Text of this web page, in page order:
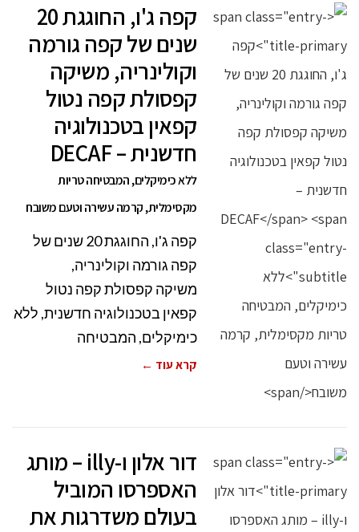
קפה ג'ו, החוגגת 20
שנים של קפה גורמה
וקולינריה, משיקה
קפסולת קפה נטול
קפאין בטכנולוגיה
חדשנית – DECAF
ללא כימיקלים, המבטיחה טריות
מקסימלית, קרמה עשירה וטעם משובח
קפה ג'ו, החוגגת 20 שנים של
קפה גורמה וקולינריה,
משיקה קפסולת קפה נטול
קפאין בטכנולוגיה חדשנית, ללא
כימיקלים, המבטיחה
קרא עוד ←
דור אלון ו-illy – מותג
האספרסו המוביל
בעולם משדרגות את